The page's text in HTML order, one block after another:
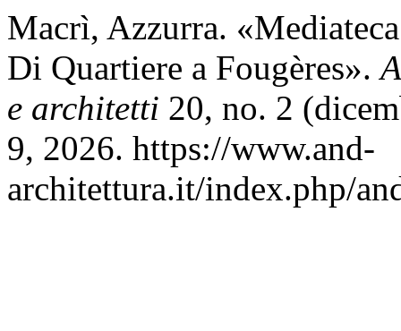
Macrì, Azzurra.
Di Quartiere a Fougères».
e architetti 20, no. 2
9, 2026. https://www.and-
architettura.it/index.php/